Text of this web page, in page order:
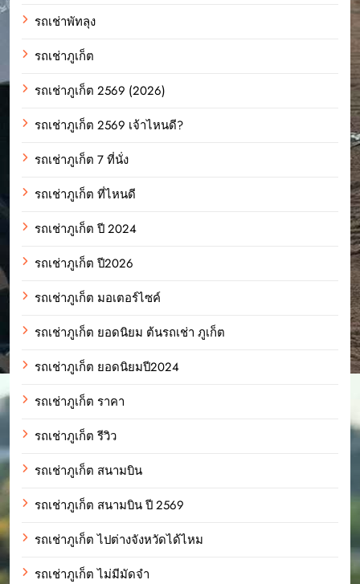
รถเช่าพัทลุง
รถเช่าภูเก็ต
รถเช่าภูเก็ต 2569 (2026)
รถเช่าภูเก็ต 2569 เจ้าไหนดี?
รถเช่าภูเก็ต 7 ที่นั่ง
รถเช่าภูเก็ต ที่ไหนดี
รถเช่าภูเก็ต ปี 2024
รถเช่าภูเก็ต ปี2026
รถเช่าภูเก็ต มอเตอร์ไซค์
รถเช่าภูเก็ต ยอดนิยม ต้นรถเช่า ภูเก็ต
รถเช่าภูเก็ต ยอดนิยมปี2024
รถเช่าภูเก็ต ราคา
รถเช่าภูเก็ต รีวิว
รถเช่าภูเก็ต สนามบิน
รถเช่าภูเก็ต สนามบิน ปี 2569
รถเช่าภูเก็ต ไปต่างจังหวัดได้ไหม
รถเช่าภูเก็ต ไม่มีมัดจำ